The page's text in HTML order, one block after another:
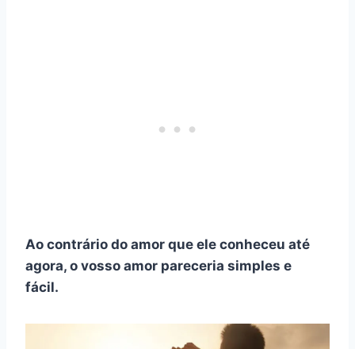
Ao contrário do amor que ele conheceu até
agora, o vosso amor pareceria simples e
fácil.